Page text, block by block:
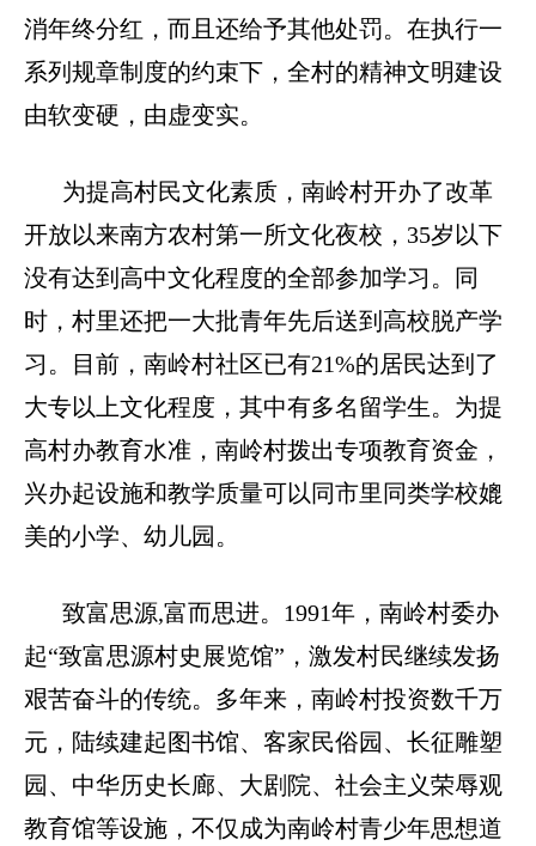
消年终分红，而且还给予其他处罚。在执行一
系列规章制度的约束下，全村的精神文明建设
由软变硬，由虚变实。
为提高村民文化素质，南岭村开办了改革
开放以来南方农村第一所文化夜校， 35岁以下
没有达到高中文化程度的全部参加学习。同
时，村里还把一大批青年先后送到高校脱产学
习。目前，南岭村社区已有21%的居民达到了
大专以上文化程度，其中有多名留学生。为提
高村办教育水准，南岭村拨出专项教育资金，
兴办起设施和教学质量可以同市里同类学校媲
美的小学、幼儿园。
致富思源,富而思进。 1991年，南岭村委办
起“致富思源村史展览馆”，激发村民继续发扬
艰苦奋斗的传统。多年来，南岭村投资数千万
元，陆续建起图书馆、客家民俗园、长征雕塑
园、中华历史长廊、大剧院、社会主义荣辱观
教育馆等设施，不仅成为南岭村青少年思想道